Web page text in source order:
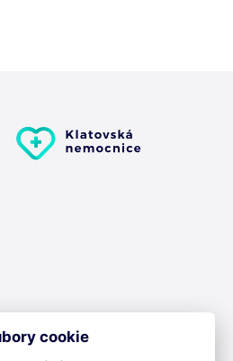
cookie